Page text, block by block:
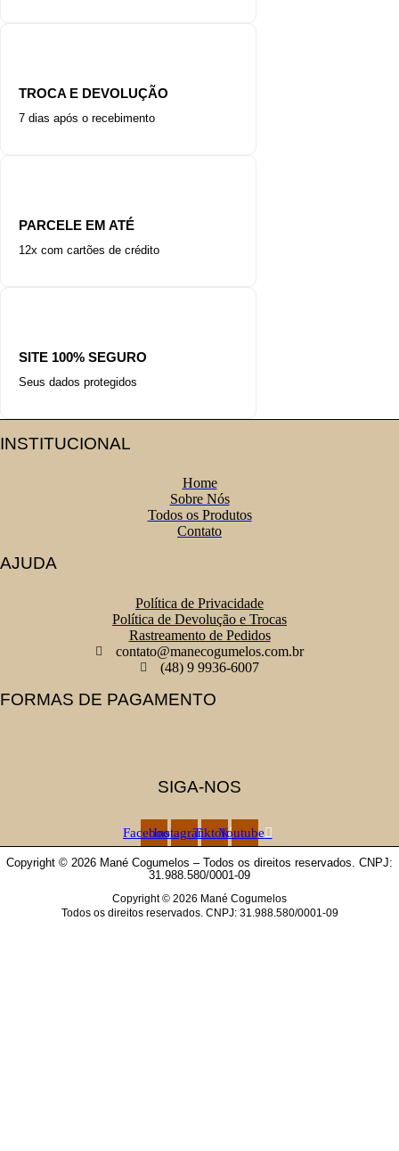
TROCA E DEVOLUÇÃO
7 dias após o recebimento
PARCELE EM ATÉ
12x com cartões de crédito
SITE 100% SEGURO
Seus dados protegidos
INSTITUCIONAL
Home
Sobre Nós
Todos os Produtos
Contato
AJUDA
Política de Privacidade
Política de Devolução e Trocas
Rastreamento de Pedidos
contato@manecogumelos.com.br
(48) 9 9936-6007
FORMAS DE PAGAMENTO
SIGA-NOS
FacebookInstagramTiktokYoutube
Copyright © 2026 Mané Cogumelos – Todos os direitos reservados. CNPJ:
31.988.580/0001-09
Copyright © 2026 Mané Cogumelos
Todos os direitos reservados. CNPJ: 31.988.580/0001-09